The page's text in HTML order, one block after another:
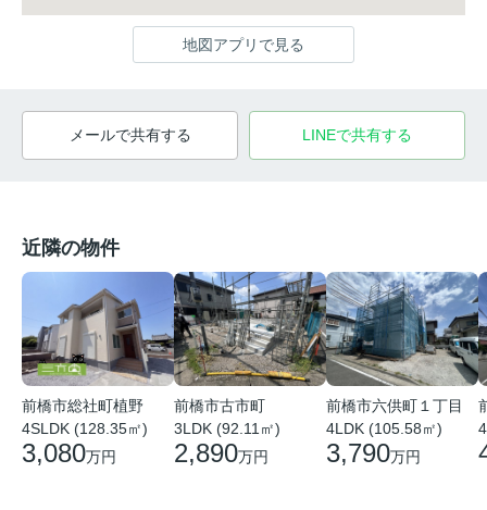
地図アプリで見る
メールで共有する LINEで共有する
近隣の物件
前橋市総社町植野
4SLDK (128.35㎡)
3,080万円
前橋市古市町
3LDK (92.11㎡)
2,890万円
前橋市六供町１丁目
4LDK (105.58㎡)
3,790万円